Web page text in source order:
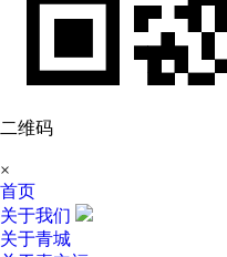
二维码
×
首页
关于我们
关于青城